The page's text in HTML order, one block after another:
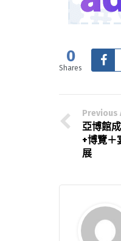
0
Shares
Previous
亞博館
+博覽＋
展